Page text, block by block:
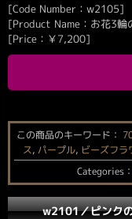
[Code Number：w2105]
[Product Name：お花3輪
[Price： ￥7,200]
この商品のキーワード：
ス, パープル, ビーズフラ
Categories：
w2101／ピンク